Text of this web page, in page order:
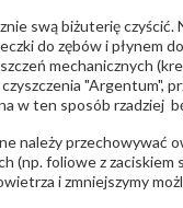
swą biżuterię czyścić.
do zębów i płynem
mechanicznych
"Argentum",
w ten sposób rzadziej
należy przechowywać
(np. foliowe z
i zmniejszymy